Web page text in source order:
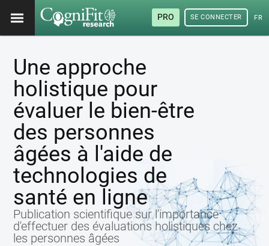
PRO SE CONNECTER
Une approche
holistique pour
évaluer le bien-être
des personnes
âgées à l'aide de
technologies de
santé en ligne
Publication scientifique sur l'importance
d'effectuer des évaluations holistiques chez
les personnes âgées